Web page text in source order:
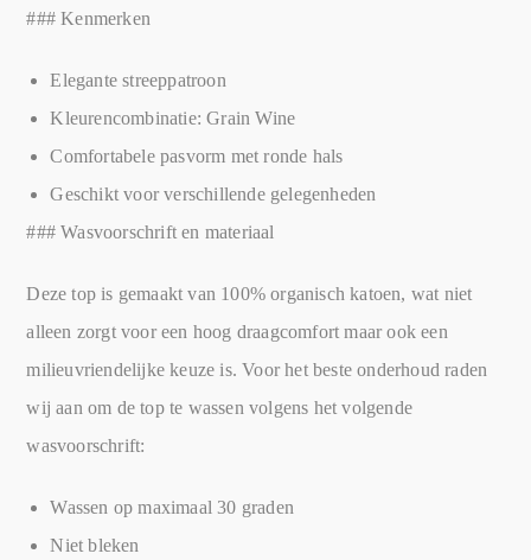
### Kenmerken
Elegante streeppatroon
Kleurencombinatie: Grain Wine
Comfortabele pasvorm met ronde hals
Geschikt voor verschillende gelegenheden
### Wasvoorschrift en materiaal
Deze top is gemaakt van 100% organisch katoen, wat niet
alleen zorgt voor een hoog draagcomfort maar ook een
milieuvriendelijke keuze is. Voor het beste onderhoud raden
wij aan om de top te wassen volgens het volgende
wasvoorschrift:
Wassen op maximaal 30 graden
Niet bleken